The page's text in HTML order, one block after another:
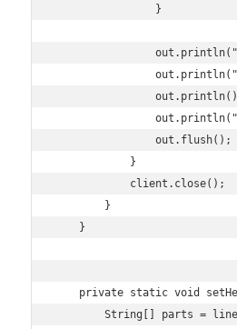
                }
            }
            client.close();
        }
    }
private static void
String[] parts =